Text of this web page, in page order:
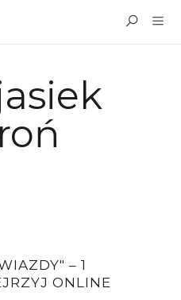
– 1
ONLINE